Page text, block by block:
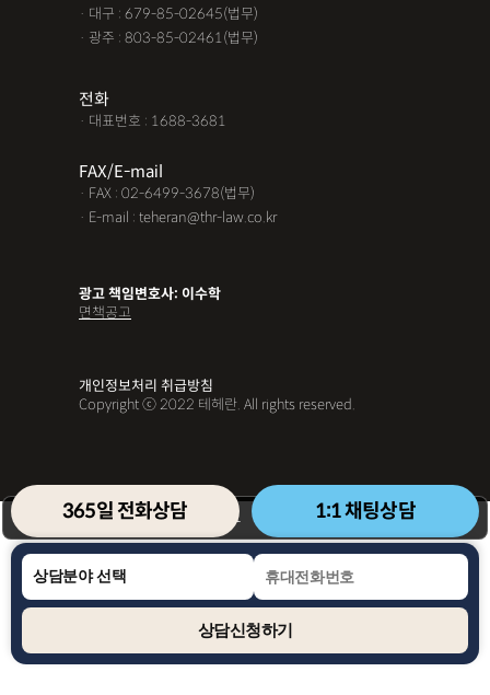
2026 . 08 . 05 21 현재 상담 가능
365일 전화상담 1:1 채팅상담
상담신청하기
· 대구 : 679-85-02645(법무)
· 광주 : 803-85-02461(법무)
전화
· 대표번호 : 1688-3681
FAX/E-mail
· FAX : 02-6499-3678(법무)
· E-mail : teheran@thr-law.co.kr
광고 책임변호사: 이수학
면책공고
개인정보처리 취급방침
Copyright ⓒ 2022 테헤란. All rights reserved.